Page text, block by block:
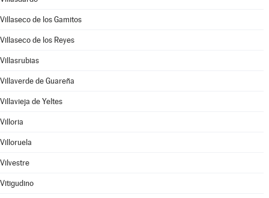
Villaseco de los Gamitos
Villaseco de los Reyes
Villasrubias
Villaverde de Guareña
Villavieja de Yeltes
Villoria
Villoruela
Vilvestre
Vitigudino